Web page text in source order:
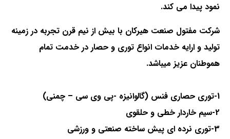
نمود پیدا می کند.
شرکت مفتول صنعت هیرکان با بیش از نیم قرن تجربه در زمینه
تولید و ارایه خدمات انواع توری و حصار در خدمت تمام
هموطنان عزیز میباشد.
1-توری حصاری فنس (گالوانیزه -پی وی سی – چمنی)
2-سیم خاردار خطی و حلقوی
3-توری نرده ای پیش ساخته صنعتی و ورزشی